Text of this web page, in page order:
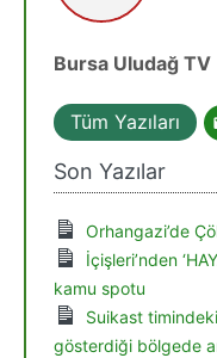
Bursa Uludağ TV
Tüm Yazıları
Son Yazılar
Orhangazi’de
İçişleri’nden
kamu spotu
Suikast
gösterdiği bölgede